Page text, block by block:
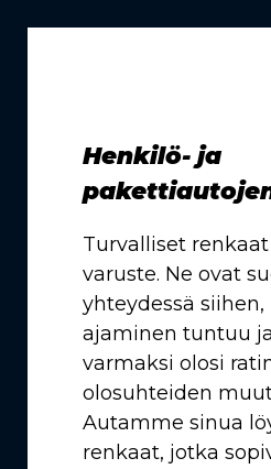
Henkilö- ja
Turvalliset
varuste. Ne ovat
yhteydessä
ajaminen tuntuu
varmaksi olosi
olosuhteiden
Autamme sinua
renkaat, jotka